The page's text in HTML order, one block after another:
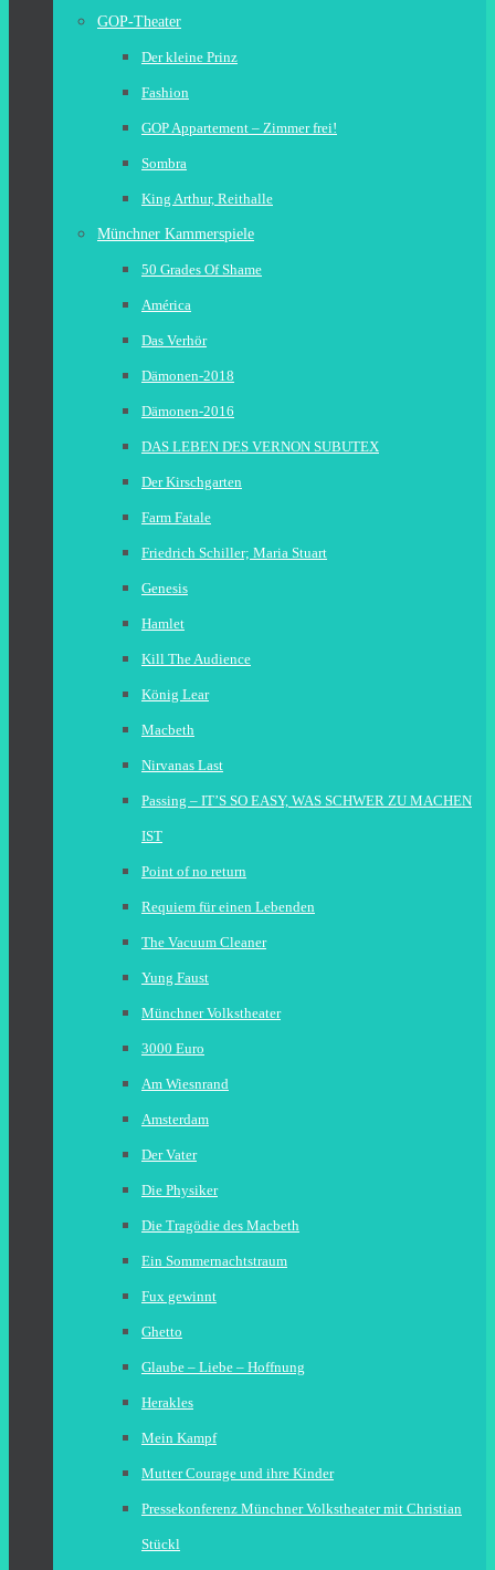
GOP-Theater
Der kleine Prinz
Fashion
GOP Appartement – Zimmer frei!
Sombra
King Arthur, Reithalle
Münchner Kammerspiele
50 Grades Of Shame
América
Das Verhör
Dämonen-2018
Dämonen-2016
DAS LEBEN DES VERNON SUBUTEX
Der Kirschgarten
Farm Fatale
Friedrich Schiller; Maria Stuart
Genesis
Hamlet
Kill The Audience
König Lear
Macbeth
Nirvanas Last
Passing – IT’S SO EASY, WAS SCHWER ZU MACHEN
IST
Point of no return
Requiem für einen Lebenden
The Vacuum Cleaner
Yung Faust
Münchner Volkstheater
3000 Euro
Am Wiesnrand
Amsterdam
Der Vater
Die Physiker
Die Tragödie des Macbeth
Ein Sommernachtstraum
Fux gewinnt
Ghetto
Glaube – Liebe – Hoffnung
Herakles
Mein Kampf
Mutter Courage und ihre Kinder
Pressekonferenz Münchner Volkstheater mit Christian
Stückl